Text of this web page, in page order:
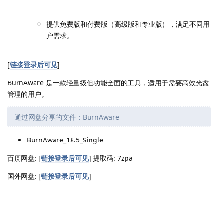
提供免费版和付费版（高级版和专业版），满足不同用
户需求。
[链接登录后可见]
BurnAware 是一款轻量级但功能全面的工具，适用于需要高效光盘
管理的用户。
通过网盘分享的文件：BurnAware
BurnAware_18.5_Single
百度网盘: [链接登录后可见] 提取码: 7zpa
国外网盘: [链接登录后可见]